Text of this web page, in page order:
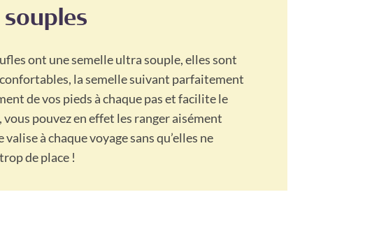
ont une semelle ultra souple, elles sont
la semelle suivant parfaitement
de vos pieds à chaque pas et facilite le
pouvez en effet les ranger aisément
à chaque voyage sans qu’elles ne
de place !